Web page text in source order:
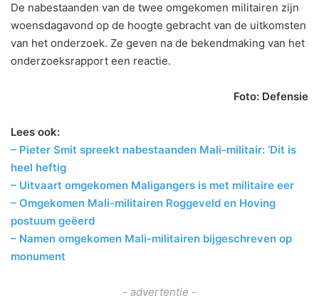
De nabestaanden van de twee omgekomen militairen zijn
woensdagavond op de hoogte gebracht van de uitkomsten
van het onderzoek. Ze geven na de bekendmaking van het
onderzoeksrapport een reactie.
Foto: Defensie
Lees ook:
– Pieter Smit spreekt nabestaanden Mali-militair: ‘Dit is
heel heftig
– Uitvaart omgekomen Maligangers is met militaire eer
– Omgekomen Mali-militairen Roggeveld en Hoving
postuum geëerd
– Namen omgekomen Mali-militairen bijgeschreven op
monument
- advertentie -